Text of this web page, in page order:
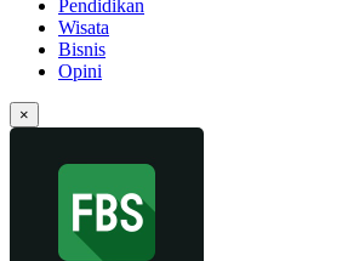
Pendidikan
Wisata
Bisnis
Opini
×